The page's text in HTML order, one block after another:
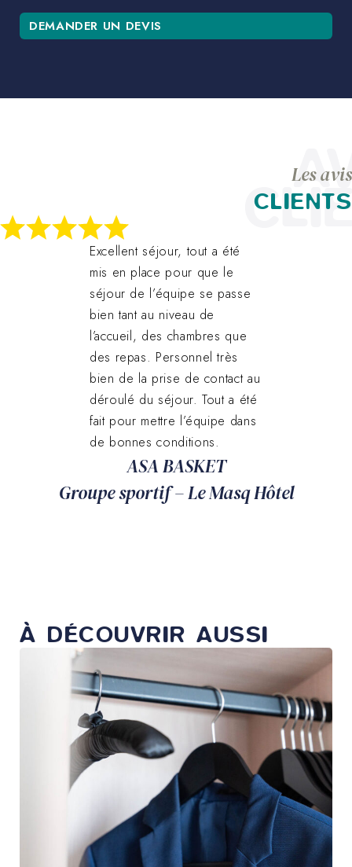
DEMANDER UN DEVIS
Les avis
CLIENTS
Excellent séjour, tout a été
mis en place pour que le
séjour de l’équipe se passe
bien tant au niveau de
l’accueil, des chambres que
des repas. Personnel très
bien de la prise de contact au
déroulé du séjour. Tout a été
fait pour mettre l’équipe dans
de bonnes conditions.
ASA BASKET
Groupe sportif – Le Masq Hôtel
À DÉCOUVRIR AUSSI